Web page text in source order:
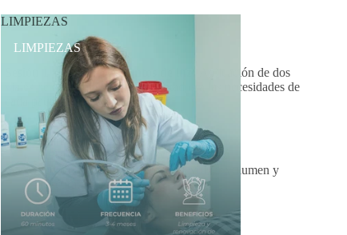
LIMPIEZAS
LIMPIEZAS
Sesión 1 – Rellenos y puntos de luz:
Aplicación de dos
viales de ácido hialurónico, adaptados a las necesidades de
cada paciente:
Hidratación y perfilado labial sutil.
Relleno de ojeras oscuras o hundidas.
Pequeñas zonas de luz para devolver volumen y
frescura.